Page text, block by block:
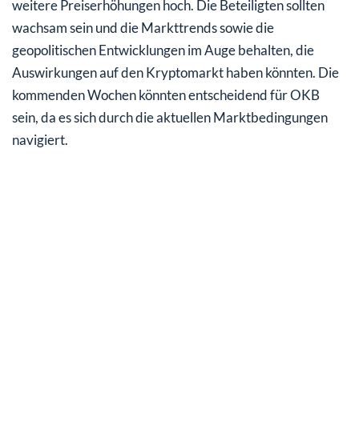
weitere Preiserhöhungen hoch. Die Beteiligten sollten
wachsam sein und die Markttrends sowie die
geopolitischen Entwicklungen im Auge behalten, die
Auswirkungen auf den Kryptomarkt haben könnten. Die
kommenden Wochen könnten entscheidend für OKB
sein, da es sich durch die aktuellen Marktbedingungen
navigiert.